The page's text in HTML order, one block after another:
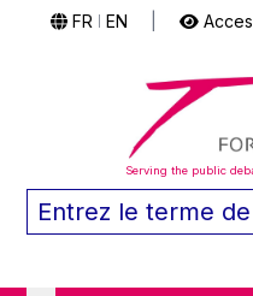
FR EN
Serving the public